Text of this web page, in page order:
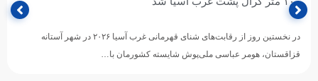
در نخستین روز از رقابت‌های شنای قهرمانی غرب آسیا ۲۰۲۶ در شهر آستانه
قزاقستان، هومر عباسی ملی‌پوش شایسته کشورمان با…